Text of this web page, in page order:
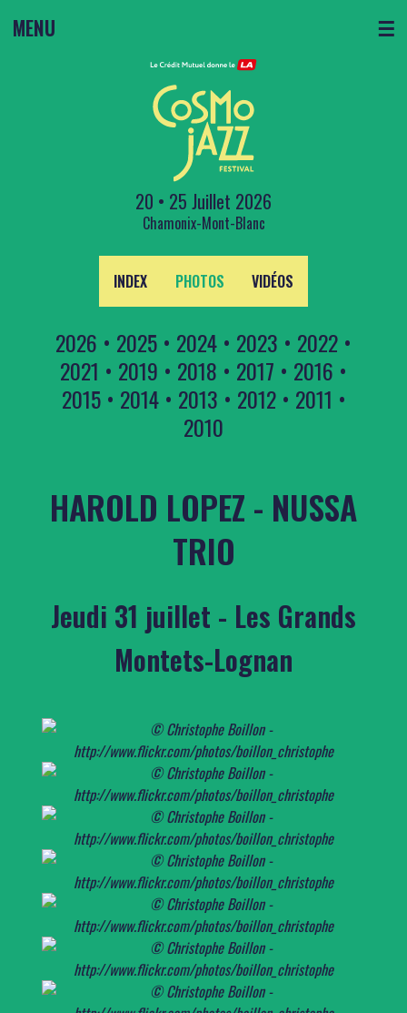
MENU ☰
20 • 25 Juillet 2026
Chamonix-Mont-Blanc
INDEX PHOTOS VIDÉOS
2026 • 2025 • 2024 • 2023 • 2022 •
2021 • 2019 • 2018 • 2017 • 2016 •
2015• 2014• 2013 • 2012• 2011 •
2010
HAROLD LOPEZ - NUSSA
TRIO
Jeudi 31 juillet - Les Grands
Montets-Lognan